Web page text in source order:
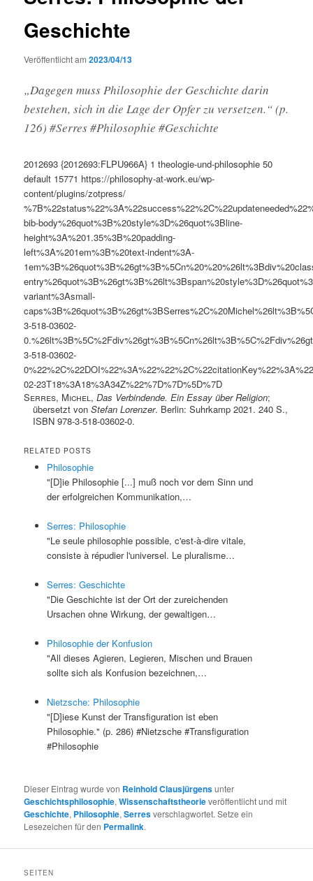
Geschichte
Veröffentlicht am2023/04/13
„Dagegen muss Philosophie der Geschichte darin
bestehen, sich in die Lage der Opfer zu versetzen.“ (p.
126) #Serres #Philosophie #Geschichte
2012693 {2012693:FLPU966A} 1 theologie-und-philosophie 50
default 15771 https://philosophy-at-work.eu/wp-
content/plugins/zotpress/
bib-body%26quot%3B%20style%3D%26quot%3Bline-
height%3A%201.35%3B%20padding-
left%3A%201em%3B%20text-indent%3A-
variant%3Asmall-
3-518-03602-
3-518-03602-
02-23T18%3A18%3A34Z%22%7D%7D%5D%7D
Serres, Michel ,Das Verbindende. Ein Essay über Religion;
übersetzt vonStefan Lorenzer. Berlin: Suhrkamp 2021. 240 S.,
ISBN 978-3-518-03602-0.
RELATED POSTS
Philosophie
"[D]ie Philosophie [...] muß noch vor dem Sinn und
der erfolgreichen Kommunikation,…
Serres: Philosophie
"Le seule philosophie possible, c'est-à-dire vitale,
consiste à répudier l'universel. Le pluralisme…
Serres: Geschichte
"Die Geschichte ist der Ort der zureichenden
Ursachen ohne Wirkung, der gewaltigen…
Philosophie der Konfusion
"All dieses Agieren, Legieren, Mischen und Brauen
sollte sich als Konfusion bezeichnen,…
Nietzsche: Philosophie
"[D]iese Kunst der Transfiguration ist eben
Philosophie." (p. 286) #Nietzsche #Transfiguration
#Philosophie
Dieser Eintrag wurde von Reinhold Clausjürgensunter
Geschichtsphilosophie,Wissenschaftstheorieveröffentlicht und mit
Geschichte, Philosophie,Serresverschlagwortet. Setze ein
Lesezeichen für den Permalink.
SEITEN